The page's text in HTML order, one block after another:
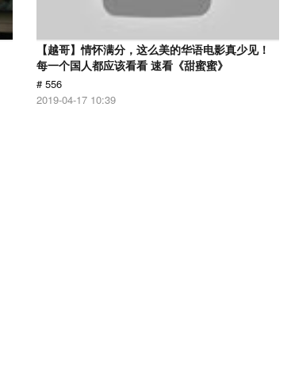
【越哥】情怀满分，这么美的华语电影真少见！
每一个国人都应该看看 速看《甜蜜蜜》
# 556
2019-04-17 10:39